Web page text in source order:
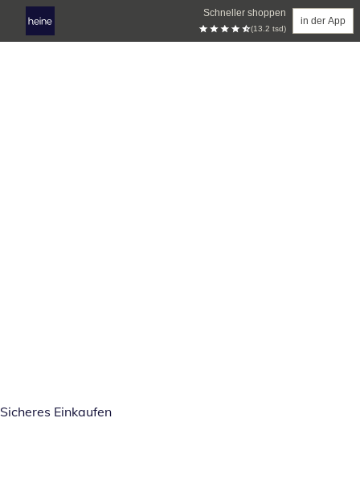
Schneller shoppen
(13.2 tsd)
in der App
Sicheres Einkaufen